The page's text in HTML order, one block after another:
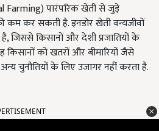
Farming) पारंपरिक खेती से जुड़े
कम कर सकती है. इनडोर खेती वन्यजीवों
जिससे किसानों और देशी प्रजातियों के
किसानों को खतरों और बीमारियों जैसे
चुनौतियों के लिए उजागर नहीं करता है.